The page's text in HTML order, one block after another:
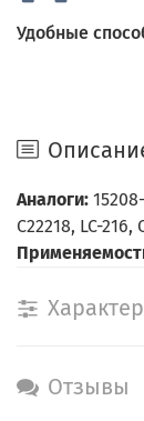
Удобные
Аналоги:
C22218, LC-216,
Отзывы